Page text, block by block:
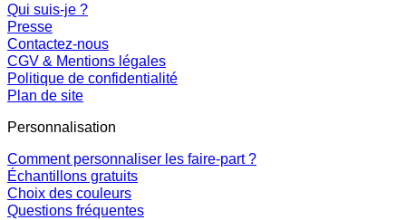
Qui suis-je ?
Presse
Contactez-nous
CGV & Mentions légales
Politique de confidentialité
Plan de site
Personnalisation
Comment personnaliser les faire-part ?
Échantillons gratuits
Choix des couleurs
Questions fréquentes